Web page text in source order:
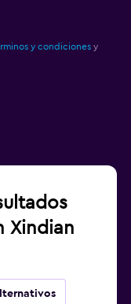
y condiciones y
Xindian